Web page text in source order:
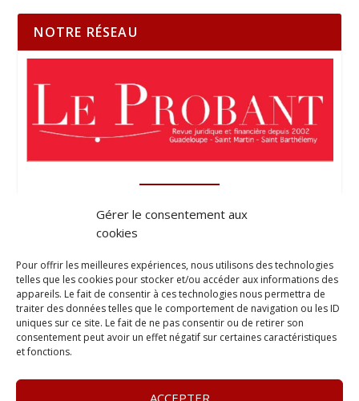
Gérer le consentement aux
cookies
Pour offrir les meilleures expériences, nous utilisons des technologies
telles que les cookies pour stocker et/ou accéder aux informations des
appareils. Le fait de consentir à ces technologies nous permettra de
traiter des données telles que le comportement de navigation ou les ID
uniques sur ce site. Le fait de ne pas consentir ou de retirer son
consentement peut avoir un effet négatif sur certaines caractéristiques
et fonctions.
ACCEPTER
NOTRE RÉSEAU